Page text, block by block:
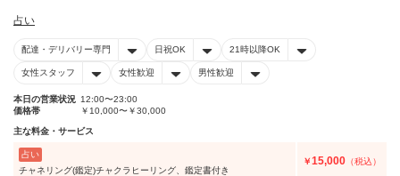
占い
配達・デリバリー専門 日祝OK 21時以降OK
女性スタッフ 女性歓迎 男性歓迎
本日の営業状況 12:00〜23:00
価格帯
￥10,000〜￥30,000
主な料金・サービス
占い
チャネリング(鑑定)チャクラヒーリング、鑑定書付き
￥15,000 （税込）